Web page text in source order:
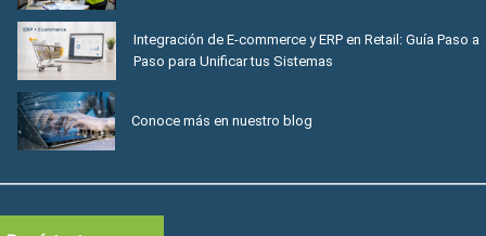
Integración de E-commerce y ERP en Retail: Guía Paso a
Paso para Unificar tus Sistemas
Conoce más en nuestro blog